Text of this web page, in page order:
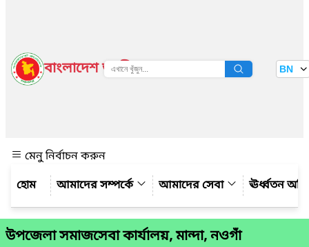
বাংলাদেশ জাতীয় তথ্য বাতায়ন BN
মেনু নির্বাচন করুন
আমাদের সম্পর্কে
আমাদের সেবা ঊর্ধ্বতন
উপজেলা সমাজসেবা কার্যালয়, মান্দা, নওগাঁ